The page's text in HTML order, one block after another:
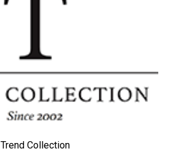
Trend Collection